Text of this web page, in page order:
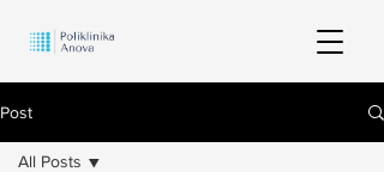
Post
All Posts